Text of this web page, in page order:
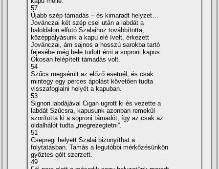
57
Újabb szép támadás – és kimaradt helyzet…
Jovánczai két szép csel után a labdát a
baloldalon elfutó Szalaihoz továbbí­totta,
középpályásunk a kapu elé í­velt, érkezett
Jovánczai, ám sajnos a hosszú sarokba tartó
fejesébe még bele tudott érni a soproni kapus.
Okosan felépí­tett támadás volt.
54
Szűcs megsérült az előző esetnél, és csak
mintegy egy perces ápolást követően tudta
visszafoglalni helyét a kapuban.
53
Signori labdájával Cigan ugrott ki és vezette a
labdát Szűcsra, kapusunk azonban remekül
szorí­totta ki a soproni támadót, í­gy az csak az
oldalhálót tudta „megrezegtetni”.
51
Csepregi helyett Szalai bizonyí­that a
folytatásban. Tamás a legutóbbi mérkőzésünkön
győztes gólt szerzett.
49